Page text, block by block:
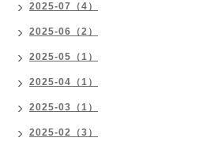
2025-07（4）
2025-06（2）
2025-05（1）
2025-04（1）
2025-03（1）
2025-02（3）